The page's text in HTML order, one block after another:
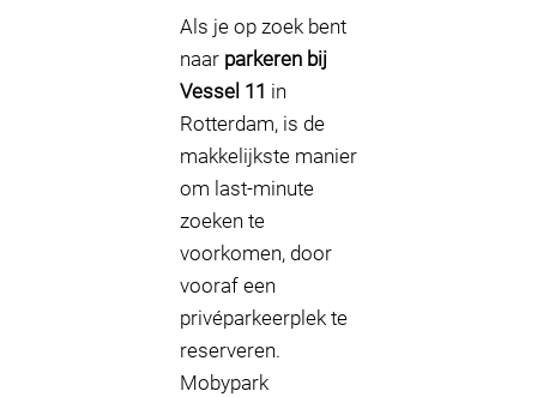
Als je op zoek bent
naar parkeren bij
Vessel 11 in
Rotterdam, is de
makkelijkste manier
om last-minute
zoeken te
voorkomen, door
vooraf een
privéparkeerplek te
reserveren.
Mobypark